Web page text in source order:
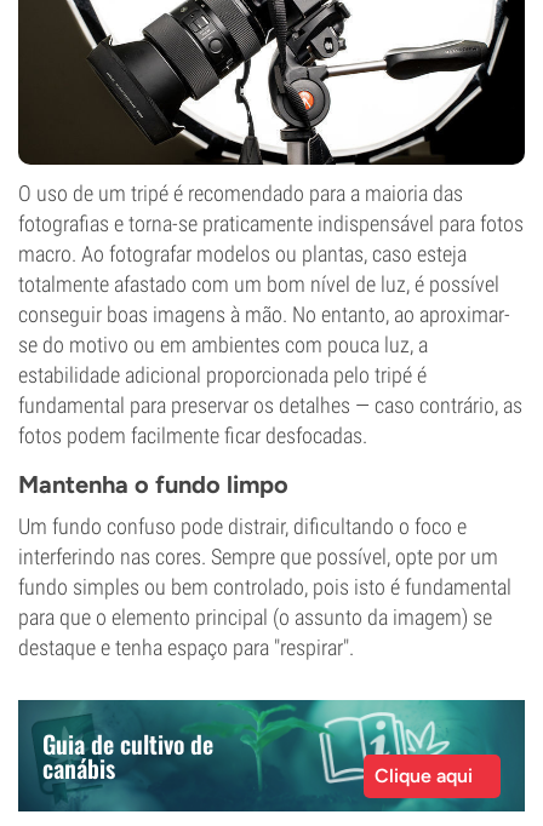
O uso de um tripé é recomendado para a maioria das
fotografias e torna-se praticamente indispensável para fotos
macro. Ao fotografar modelos ou plantas, caso esteja
totalmente afastado com um bom nível de luz, é possível
conseguir boas imagens à mão. No entanto, ao aproximar-
se do motivo ou em ambientes com pouca luz, a
estabilidade adicional proporcionada pelo tripé é
fundamental para preservar os detalhes — caso contrário, as
fotos podem facilmente ficar desfocadas.
Mantenha o fundo limpo
Um fundo confuso pode distrair, dificultando o foco e
interferindo nas cores. Sempre que possível, opte por um
fundo simples ou bem controlado, pois isto é fundamental
para que o elemento principal (o assunto da imagem) se
destaque e tenha espaço para "respirar".
Guia de cultivo de
canábis Clique aqui